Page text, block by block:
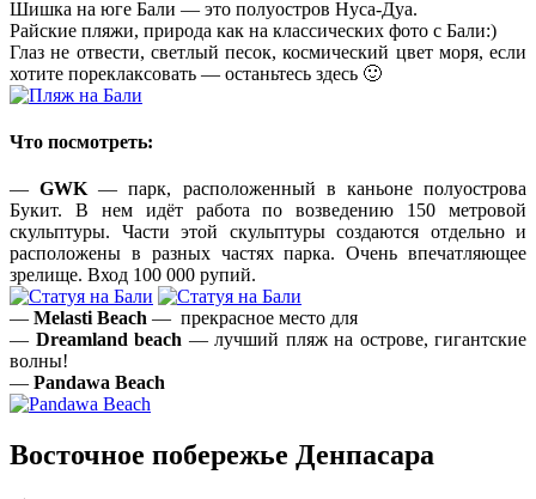
Шишка на юге Бали — это полуостров Нуса-Дуа.
Райские пляжи, природа как на классических фото с Бали:)
Глаз не отвести, светлый песок, космический цвет моря, если
хотите пореклаксовать — останьтесь здесь 🙂
Что посмотреть:
—GWK — парк, расположенный в каньоне полуострова
Букит. В нем идёт работа по возведению 150 метровой
скульптуры. Части этой скульптуры создаются отдельно и
расположены в разных частях парка. Очень впечатляющее
зрелище. Вход 100 000 рупий.
— Melasti Beach — прекрасное место для
— Dreamland beach — лучший пляж на острове, гигантские
волны!
— Pandawa Beach
Восточное побережье Денпасара